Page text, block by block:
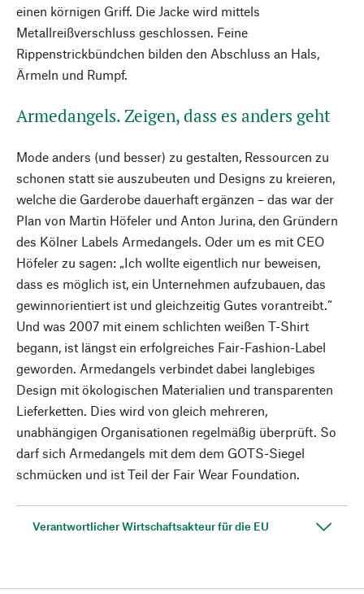
einen körnigen Griff. Die Jacke wird mittels
Metallreißverschluss geschlossen. Feine
Rippenstrickbündchen bilden den Abschluss an Hals,
Ärmeln und Rumpf.
Armedangels. Zeigen, dass es anders geht
Mode anders (und besser) zu gestalten, Ressourcen zu
schonen statt sie auszubeuten und Designs zu kreieren,
welche die Garderobe dauerhaft ergänzen – das war der
Plan von Martin Höfeler und Anton Jurina, den Gründern
des Kölner Labels Armedangels. Oder um es mit CEO
Höfeler zu sagen: „Ich wollte eigentlich nur beweisen,
dass es möglich ist, ein Unternehmen aufzubauen, das
gewinnorientiert ist und gleichzeitig Gutes vorantreibt.“
Und was 2007 mit einem schlichten weißen T-Shirt
begann, ist längst ein erfolgreiches Fair-Fashion-Label
geworden. Armedangels verbindet dabei langlebiges
Design mit ökologischen Materialien und transparenten
Lieferketten. Dies wird von gleich mehreren,
unabhängigen Organisationen regelmäßig überprüft. So
darf sich Armedangels mit dem dem GOTS-Siegel
schmücken und ist Teil der Fair Wear Foundation.
Verantwortlicher Wirtschaftsakteur für die EU